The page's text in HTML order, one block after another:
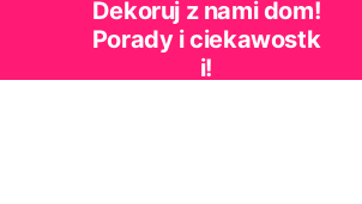
Dekoruj z nami dom!
Porady i ciekawostk
i!